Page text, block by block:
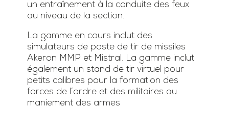
un entraînement à la conduite des feux
au niveau de la section.
La gamme en cours inclut des
simulateurs de poste de tir de missiles
Akeron MMP et Mistral. La gamme inclut
également un stand de tir virtuel pour
petits calibres pour la formation des
forces de l’ordre et des militaires au
maniement des armes